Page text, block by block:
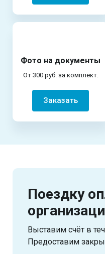
Фото на документы
От 300 руб. за комплект.
Заказать
Поездку
Выставим счёт в
Предоставим